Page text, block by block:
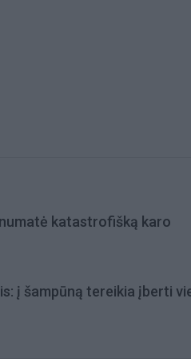
katastrofišką karo
į šampūną tereikia įberti